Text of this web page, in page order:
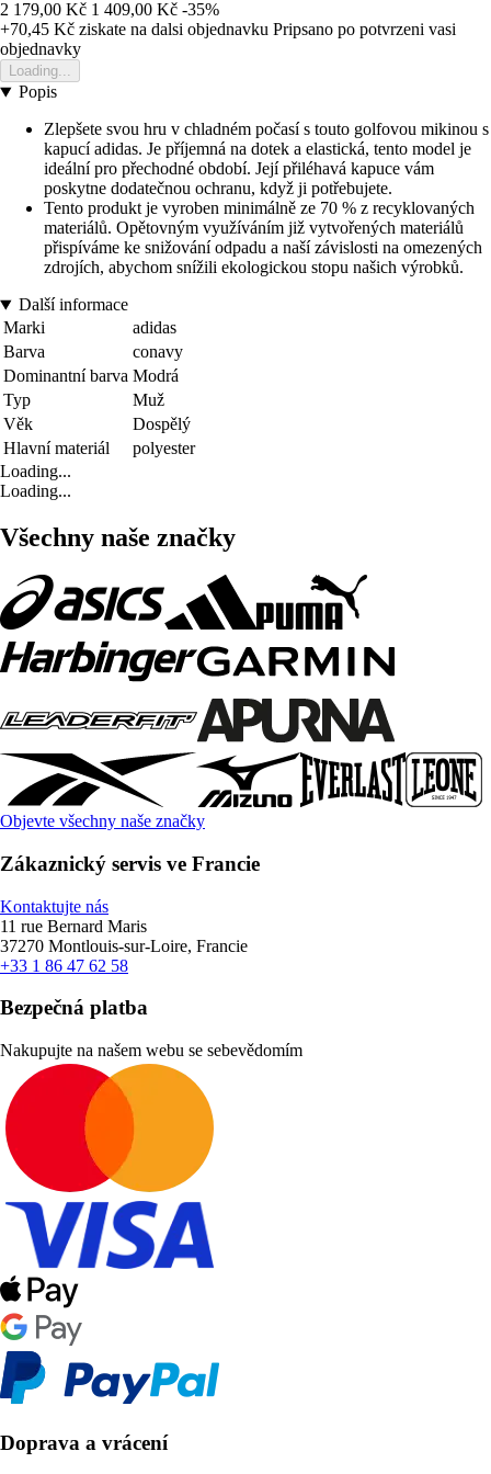
2 179,00 Kč 1 409,00 Kč -35%
+70,45 Kč ziskate na dalsi objednavku Pripsano po potvrzeni vasi
objednavky
Loading...
Popis
Zlepšete svou hru v chladném počasí s touto golfovou mikinou s
kapucí adidas. Je příjemná na dotek a elastická, tento model je
ideální pro přechodné období. Její přiléhavá kapuce vám
poskytne dodatečnou ochranu, když ji potřebujete.
Tento produkt je vyroben minimálně ze 70 % z recyklovaných
materiálů. Opětovným využíváním již vytvořených materiálů
přispíváme ke snižování odpadu a naší závislosti na omezených
zdrojích, abychom snížili ekologickou stopu našich výrobků.
Další informace
Marki
adidas
Barva
conavy
Dominantní barva Modrá
Typ
Muž
Věk
Dospělý
Hlavní materiál
polyester
Loading...
Loading...
Všechny naše značky
Objevte všechny naše značky
Zákaznický servis ve Francie
Kontaktujte nás
11 rue Bernard Maris
37270 Montlouis-sur-Loire, Francie
+33 1 86 47 62 58
Bezpečná platba
Nakupujte na našem webu se sebevědomím
Doprava a vrácení